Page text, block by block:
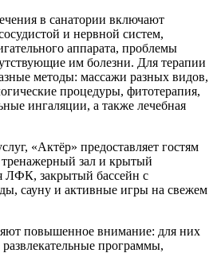
в санатории включают
и нервной систем,
аппарата, проблемы
им болезни. Для терапии
методы: массажи разных видов,
процедуры, фитотерапия,
ингаляции, а также лечебная
«Актёр» предоставляет гостям
тренажерный зал и крытый
ЛФК, закрытый бассейн с
сауну и активные игры на свежем
повышенное внимание: для них
программы,